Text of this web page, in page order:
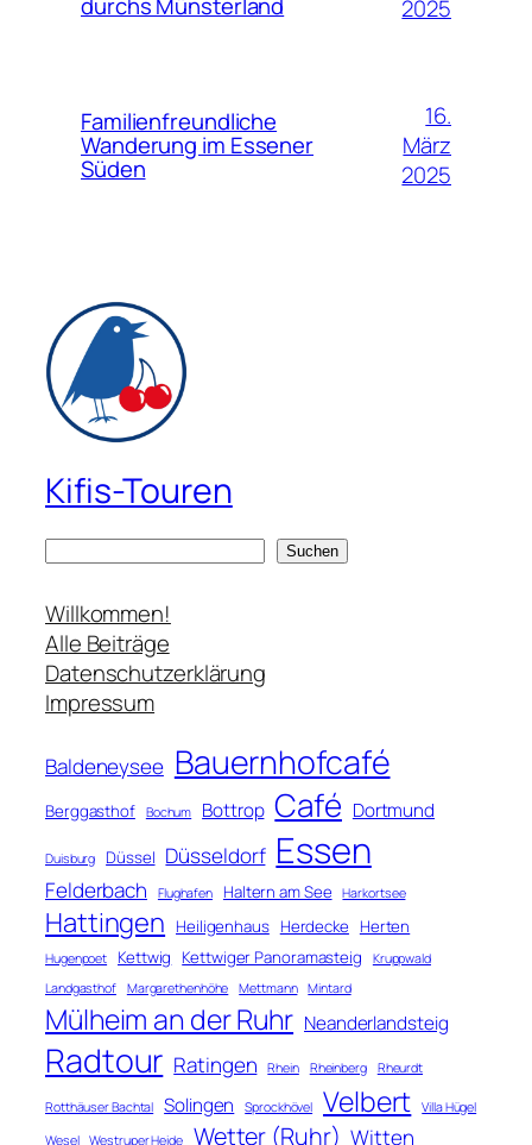
2025
Familienfreundliche
Wanderung im Essener
Süden
16.
März
2025
Kifis-Touren
c
h
e
n
Suchen
Willkommen!
Alle Beiträge
Datenschutzerklärung
Impressum
Baldeneysee Bauernhofcafé
Berggasthof Bochum Bottrop Café Dortmund
Duisburg Düssel Düsseldorf Essen
Felderbach Flughafen Haltern am See Harkortsee
Hattingen Heiligenhaus Herdecke Herten
Hugenpoet Kettwig Kettwiger Panoramasteig
Kruppwald
Landgasthof
Margarethenhöhe Mettmann Mintard
Mülheim an der Ruhr Neanderlandsteig
Radtour Ratingen Rhein Rheinberg Rheurdt
Rotthäuser Bachtal Solingen Sprockhövel Velbert
Villa Hügel
Wesel
Westruper Heide Wetter (Ruhr) Witten